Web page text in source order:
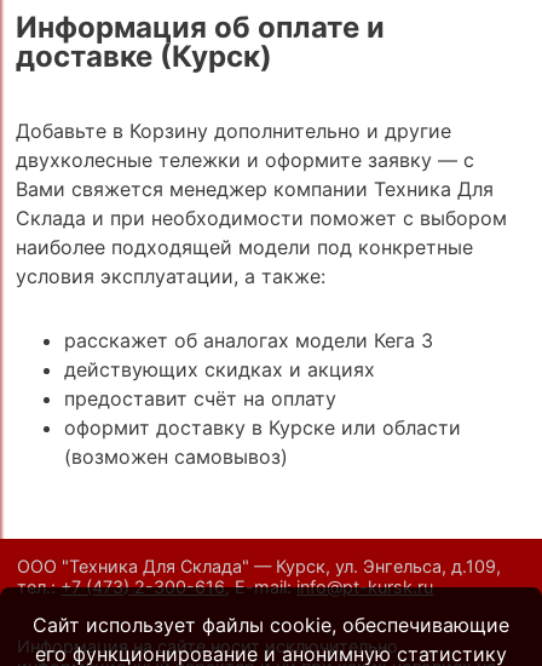
Информация об оплате и
доставке (Курск)
Добавьте в Корзину дополнительно и другие
двухколесные тележки и оформите заявку — с
Вами свяжется менеджер компании Техника Для
Склада и при необходимости поможет с выбором
наиболее подходящей модели под конкретные
условия эксплуатации, а также:
расскажет об аналогах модели Кега 3
действующих скидках и акциях
предоставит счёт на оплату
оформит доставку в Курске или области
(возможен самовывоз)
ООО "Техника Для Склада" — Курск, ул. Энгельса, д.109,
тел.:+7 (473) 2-300-616,E-mail:info@pt-kursk.ru
Информация на сайте носит исключительно
Сайт использует файлы cookie, обеспечивающие
его функционирование и анонимную статистику